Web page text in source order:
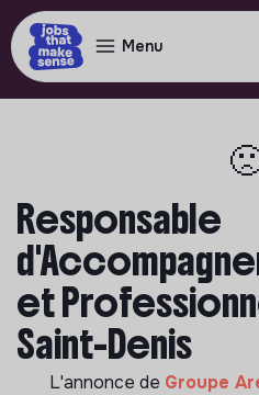
Menu
Responsable
et
Saint-Denis
L'annonce de Groupe